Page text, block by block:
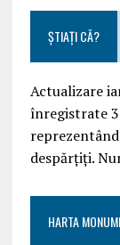
ȘTIAȚI CĂ?
Actualizare
înregistrate
despărțiți.
HARTA